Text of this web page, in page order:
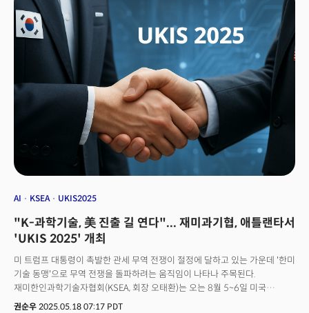
(US-Korea Conference)' centered on academic exchange. The event,
which aims to be a bridge between Korea-US innovative
technologies beyond a simple exhibition, will be held as a
comprehensive industry expo that combines technology exhibitions,
business meetings, corporate pitching, networking, investment
forums, and showcases. Korean scientists in the United States can
now actively support Korean innovative technology companies to
enter and invest in the United States. More than 30 Korean small and
medium-sized companies, startups, and local governments are
expected to participate and establish a bridgehead to enter the US
market.In particular, Atlanta, the venue of the event, is a strategically
important location where major Korean technology companies such
as Hyundai Motor Group, SK On, and Hanwha Q CELLS have made
logistics, manufacturing, energy, and high-tech industries, and is
where the headquarters of Fortune 500 companies such as Coca-
Cola, Delta Air Lines, and Home Depot are located.Against this
is attracting attention as a region with excellent conditions for
Korean companies to enter and grow, such as a strong Korean
community, a business-friendly policy environment, and the
presence of various academic institutions.
AI KSEA UKIS2025
"K-과학기술, 美 진출 길 연다"... 재미과기협, 애틀랜타서
'UKIS 2025' 개최
미 트럼프 대통령이 촉발한 관세 무역 전쟁이 절정에 달하고 있는 가운데 '한미
기술 동맹'으로 무역 전쟁을 돌파하려는 움직임이 나타나 주목된다.
재미한인과학기술자협회(KSEA, 회장 오태환)는 오는 8월 5~6일 미국
조지아주 애틀랜타에서 '유키스(US-Korea Industry Showcase, UKIS)
권순우 2025.05.18 07:17 PDT